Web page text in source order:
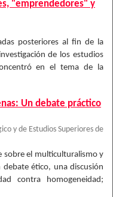
"emprendedores" y
posteriores al fin de la
de los estudios
en el tema de la
Un debate práctico
y de Estudios Superiores de
sobre el multiculturalismo y
debate ético, una discusión
contra homogeneidad;